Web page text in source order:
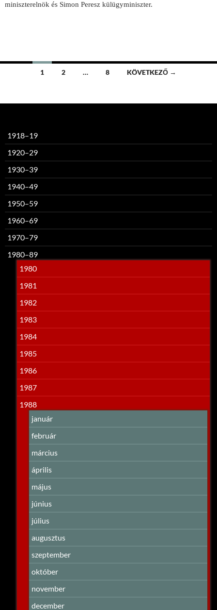
miniszterelnök és Simon Peresz külügyminiszter.
Bejegyzések
1 2 … 8 KÖVETKEZŐ →
1918–19
1920–29
1930–39
1940–49
1950–59
1960–69
1970–79
1980–89
1980
1981
1982
1983
1984
1985
1986
1987
1988
január
február
március
április
május
június
július
augusztus
szeptember
október
november
december